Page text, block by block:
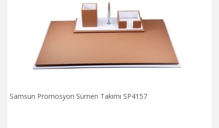
Samsun Promosyon Sümen Takımı SP4157